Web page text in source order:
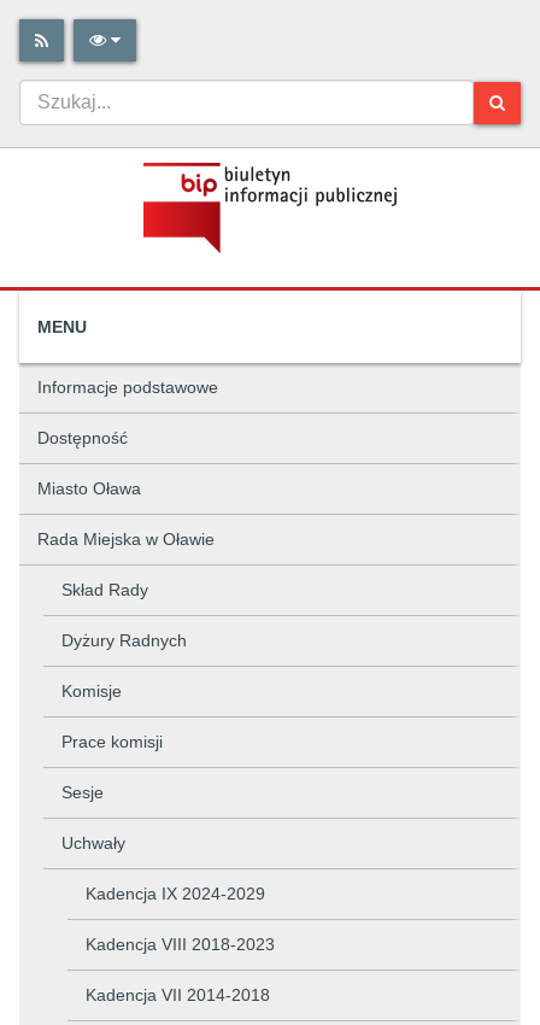
MENU
Informacje podstawowe
Dostępność
Miasto Oława
Rada Miejska w Oławie
Skład Rady
Dyżury Radnych
Komisje
Prace komisji
Sesje
Uchwały
Kadencja IX 2024-2029
Kadencja VIII 2018-2023
Kadencja VII 2014-2018